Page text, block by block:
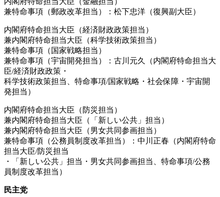
兼特命事項（郵政改革担当）：松下忠洋（復興副大臣）
内閣府特命担当大臣（経済財政政策担当）
兼内閣府特命担当大臣（科学技術政策担当）
兼特命事項（国家戦略担当）
兼特命事項（宇宙開発担当）：古川元久（内閣府特命担当大
臣/経済財政政策・
科学技術政策担当、特命事項/国家戦略・社会保障・宇宙開
発担当）
内閣府特命担当大臣（防災担当）
兼内閣府特命担当大臣（「新しい公共」担当）
兼内閣府特命担当大臣（男女共同参画担当）
兼特命事項（公務員制度改革担当）：中川正春（内閣府特命
担当大臣/防災担当
・「新しい公共」担当・男女共同参画担当、特命事項/公務
員制度改革担当）
民主党